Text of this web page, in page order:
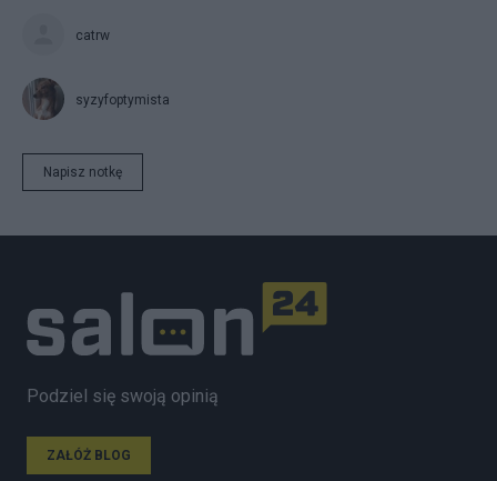
catrw
syzyfoptymista
Napisz notkę
Podziel się swoją opinią
ZAŁÓŻ BLOG